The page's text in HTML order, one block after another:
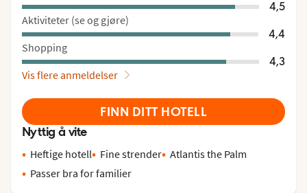
4,5
Aktiviteter (se og gjøre)
4,4
Shopping
4,3
Vis flere anmeldelser
FINN DITT HOTELL
Nyttig å vite
Heftige hotell Fine strender Atlantis the Palm
Passer bra for familier